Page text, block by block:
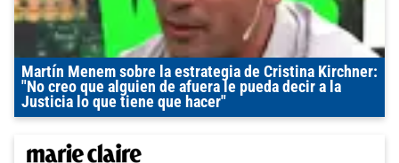
Martín Menem sobre la estrategia de Cristina Kirchner:
"No creo que alguien de afuera le pueda decir a la
Justicia lo que tiene que hacer"